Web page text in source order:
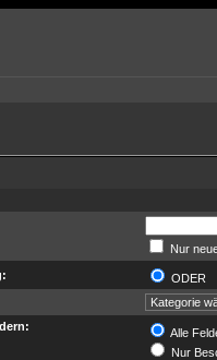
Nur
ODER
Alle
Nur